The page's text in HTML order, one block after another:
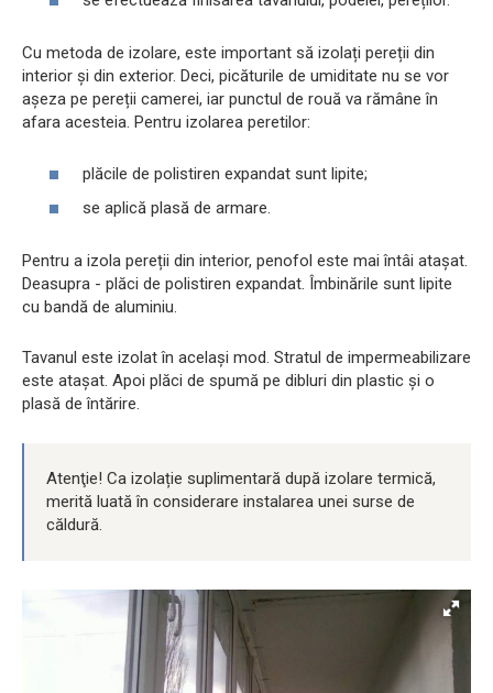
Cu metoda de izolare, este important să izolați pereții din
interior și din exterior. Deci, picăturile de umiditate nu se vor
așeza pe pereții camerei, iar punctul de rouă va rămâne în
afara acesteia. Pentru izolarea peretilor:
plăcile de polistiren expandat sunt lipite;
se aplică plasă de armare.
Pentru a izola pereții din interior, penofol este mai întâi atașat.
Deasupra - plăci de polistiren expandat. Îmbinările sunt lipite
cu bandă de aluminiu.
Tavanul este izolat în același mod. Stratul de impermeabilizare
este atașat. Apoi plăci de spumă pe dibluri din plastic și o
plasă de întărire.
Atenţie! Ca izolație suplimentară după izolare termică,
merită luată în considerare instalarea unei surse de
căldură.